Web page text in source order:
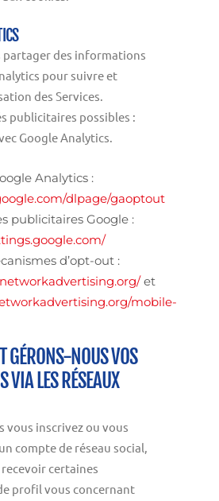
partager des informations
pour suivre et
des Services.
publicitaires possibles :
Google Analytics.
Analytics :
dlpage/gaoptout
publicitaires Google :
d’opt-out :
et
mobile-
GÉRONS-NOUS VOS
VIA LES RÉSEAUX
vous inscrivez ou vous
compte de réseau social,
certaines
profil vous concernant